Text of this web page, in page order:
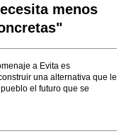
menos
a Evita es
una alternativa que le
el futuro que se